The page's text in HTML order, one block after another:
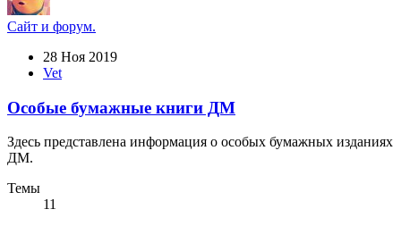
Сайт и форум.
28 Ноя 2019
Vet
Особые бумажные книги ДМ
Здесь представлена информация о особых бумажных изданиях
ДМ.
Темы
11